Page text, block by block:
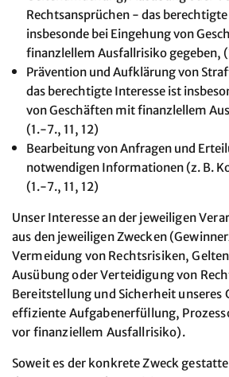
Rechtsansprüchen - das
insbesonde bei Eingehung von
finanzlellem Ausfallrisiko gegeben,
Prävention und Aufklärung von
das berechtigte Interesse ist
von Geschäften mit finanzlellem
(1.-7., 11, 12)
Bearbeitung von Anfragen und
notwendigen Informationen (z. B.
(1.-7., 11, 12)
Unser Interesse an der jeweiligen
aus den jeweiligen Zwecken
Vermeidung von Rechtsrisiken,
Ausübung oder Verteidigung von
Bereitstellung und Sicherheit unseres
effiziente Aufgabenerfüllung,
vor finanziellem Ausfallrisiko).
Soweit es der konkrete Zweck